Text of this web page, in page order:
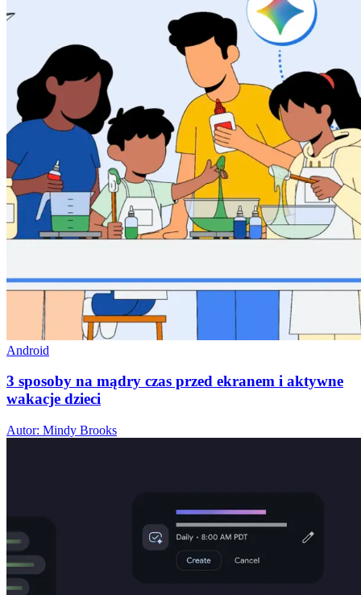
Android
3 sposoby na mądry czas przed ekranem i aktywne
wakacje dzieci
Autor: Mindy Brooks